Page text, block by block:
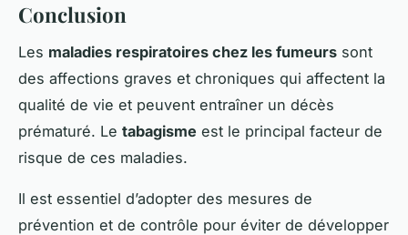
Conclusion
Les maladies respiratoires chez les fumeurs sont
des affections graves et chroniques qui affectent la
qualité de vie et peuvent entraîner un décès
prématuré. Le tabagisme est le principal facteur de
risque de ces maladies.
Il est essentiel d’adopter des mesures de
prévention et de contrôle pour éviter de développer